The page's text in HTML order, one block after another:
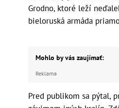
Grodno, ktoré leží
bieloruská armáda
Mohlo by vás zaujímať:
Reklama
Pred publikom sa pýtal,